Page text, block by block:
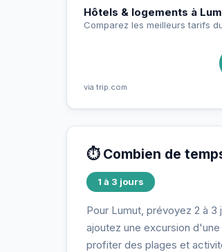
Hôtels & logements à
Comparez les meilleurs tarifs
via trip.com
⏱️ Combien de
1 à 3 jours
Pour Lumut, prévoyez 2 à
ajoutez une excursion
profiter des plages et